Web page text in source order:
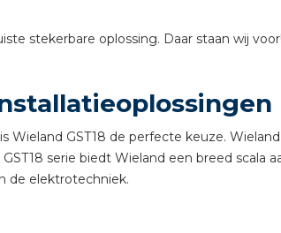
stekerbare oplossing. Daar staan wij
Wieland GST18 de perfecte keuze.
serie biedt Wieland een breed scala
de elektrotechniek.
Stekerbaar installeren in
tuinbouw
Wieland stekerbare
Wieland